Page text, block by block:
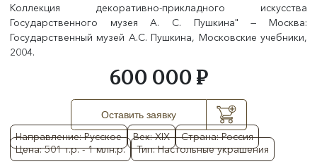
Направление: Русское Век: XIX
Страна: Россия
Цена: 501 т.р. - 1 млн.р.
Тип: Настольные украшения
Коллекция декоративно-прикладного искусства
Государственного музея А. С. Пушкина" — Москва:
Государственный музей А.С. Пушкина, Московские учебники,
2004.
600 000 ₽
Оставить заявку